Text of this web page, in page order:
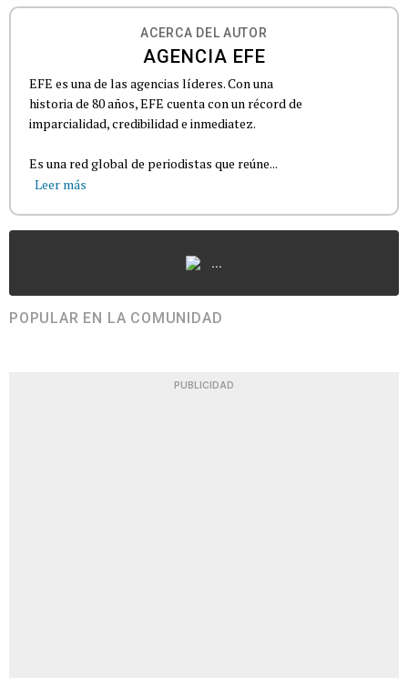
ACERCA DEL AUTOR
AGENCIA EFE
EFE es una de las agencias líderes. Con una
historia de 80 años, EFE cuenta con un récord de
imparcialidad, credibilidad e inmediatez.
Es una red global de periodistas que reúne...
Leer más
...
POPULAR EN LA COMUNIDAD
PUBLICIDAD